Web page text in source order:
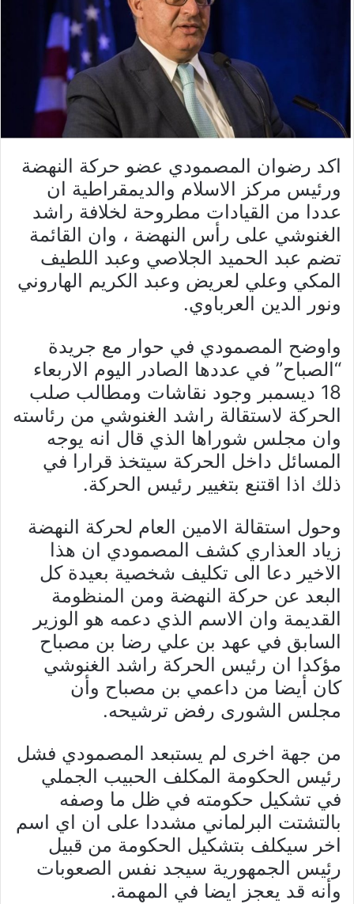
اكد رضوان المصمودي عضو حركة النهضة
ورئيس مركز الاسلام والديمقراطية ان
عددا من القيادات مطروحة لخلافة راشد
الغنوشي على رأس النهضة ، وان القائمة
تضم عبد الحميد الجلاصي وعبد اللطيف
المكي وعلي لعريض وعبد الكريم الهاروني
ونور الدين العرباوي.
واوضح المصمودي في حوار مع جريدة
“الصباح” في عددها الصادر اليوم الاربعاء
18 ديسمبر وجود نقاشات ومطالب صلب
الحركة لاستقالة راشد الغنوشي من رئاسته
وان مجلس شوراها الذي قال انه يوجه
المسائل داخل الحركة سيتخذ قرارا في
ذلك اذا اقتنع بتغيير رئيس الحركة.
وحول استقالة الامين العام لحركة النهضة
زياد العذاري كشف المصمودي ان هذا
الاخير دعا الى تكليف شخصية بعيدة كل
البعد عن حركة النهضة ومن المنظومة
القديمة وان الاسم الذي دعمه هو الوزير
السابق في عهد بن علي رضا بن مصباح
مؤكدا ان رئيس الحركة راشد الغنوشي
كان أيضا من داعمي بن مصباح وأن
مجلس الشورى رفض ترشيحه.
من جهة اخرى لم يستبعد المصمودي فشل
رئيس الحكومة المكلف الحبيب الجملي
في تشكيل حكومته في ظل ما وصفه
بالتشتت البرلماني مشددا على ان اي اسم
اخر سيكلف بتشكيل الحكومة من قبيل
رئيس الجمهورية سيجد نفس الصعوبات
وأنه قد يعجز ايضا في المهمة.